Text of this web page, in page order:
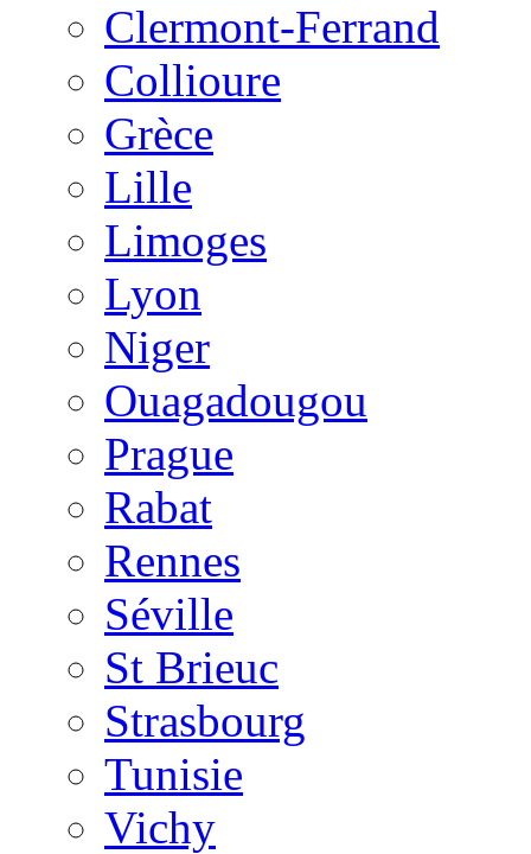
Clermont-Ferrand
Collioure
Grèce
Lille
Limoges
Lyon
Niger
Ouagadougou
Prague
Rabat
Rennes
Séville
St Brieuc
Strasbourg
Tunisie
Vichy